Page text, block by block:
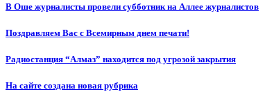
В Оше журналисты провели субботник на Аллее журналистов
Поздравляем Вас с Всемирным днем печати!
Радиостанция “Алмаз” находится под угрозой закрытия
На сайте создана новая рубрика